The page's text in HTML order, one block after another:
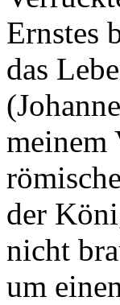
Ernstes
das
meinem
der
nicht
um